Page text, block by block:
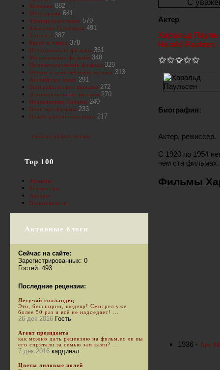
С
Актер
Харальд
Harald Paulsen
Биография:
Актер, режиссер.
С 1920 по 1954
чем ста фильмах.
Фильмы
1936 - Аве
Комедия 882
Мелодрама 641
Французское кино 570
Классика Голливуда 491
Триллер 387
Балет и танец 378
Исторические фильмы 361
Музыкальные фильмы 348
Приключенческие фильмы 329
Оперы и классическая музыка 313
Английское кино 291
Биографические фильмы 272
Документальные фильмы 270
Итальянские фильмы 240
Военные фильмы 233
Новое российское кино 217
полное облако тегов
Top 100
Фильмы
Режиссеры
Актеры
Пользователи
Активные блоги
Сейчас на сайте:
Зарегистрированных: 0
Гостей: 493
Последние рецензии:
Летучий голландец
Это, бесспорно, шедевр! Смотрел уже
более 50 раз и всё не надоедает! ...
26 дек 2016 Гость
Агент президента
как можно дать рецензию на фильм.ес ли вы
его спрятали за семью зам ками? ...
7 дек 2016 кардинал
Цветы лиловые полей